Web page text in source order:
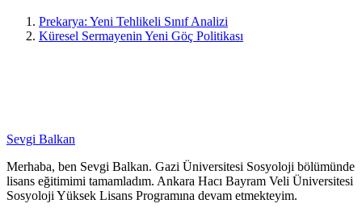
Prekarya: Yeni Tehlikeli Sınıf Analizi
Küresel Sermayenin Yeni Göç Politikası
Sevgi Balkan
Merhaba, ben Sevgi Balkan. Gazi Üniversitesi Sosyoloji bölümünde
lisans eğitimimi tamamladım. Ankara Hacı Bayram Veli Üniversitesi
Sosyoloji Yüksek Lisans Programına devam etmekteyim.